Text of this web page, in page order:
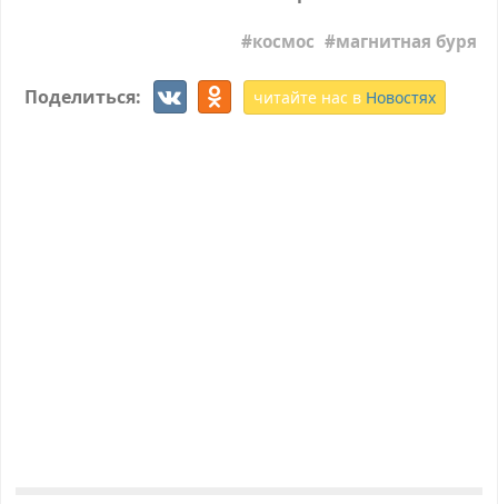
космос магнитная буря
Поделиться: читайте нас в Новостях